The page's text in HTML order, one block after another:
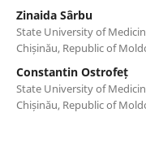
Zinaida Sârbu
State University of
Chișinău, Republic of
Constantin Ostrofeț
State University of
Chișinău, Republic of